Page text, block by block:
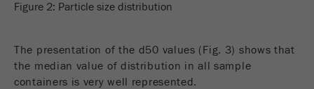
Figure 2: Particle size distribution
The presentation of the d50 values (Fig. 3) shows that
the median value of distribution in all sample
containers is very well represented.